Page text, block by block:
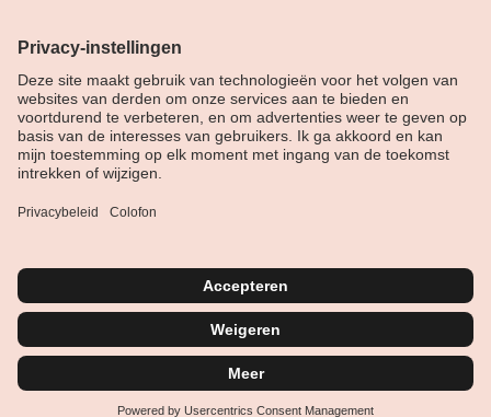
Over Alessandro
Shop
Nederlands